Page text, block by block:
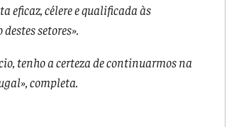
eficaz, célere e qualificada às
setores».
tenho a certeza de continuarmos na
completa.